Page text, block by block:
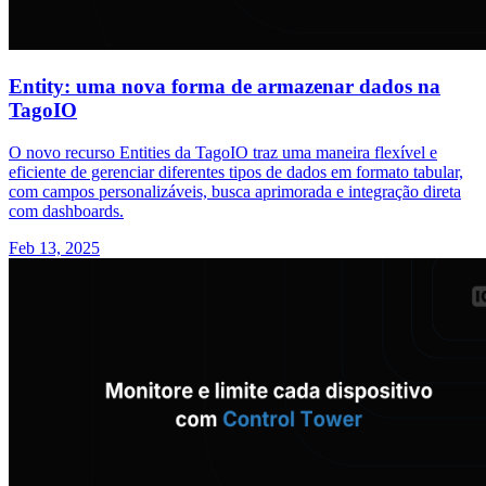
Entity: uma nova forma de armazenar dados na
TagoIO
O novo recurso Entities da TagoIO traz uma maneira flexível e
eficiente de gerenciar diferentes tipos de dados em formato tabular,
com campos personalizáveis, busca aprimorada e integração direta
com dashboards.
Feb 13, 2025